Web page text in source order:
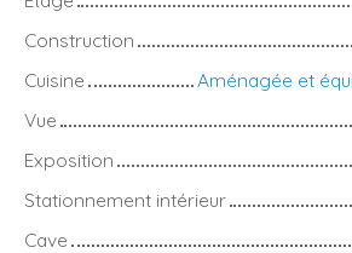
Construction
Cuisine
Aménagée et
Vue
Exposition
Stationnement intérieur
Cave